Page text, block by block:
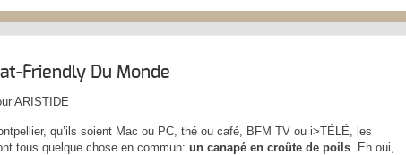
Friendly Du Monde
ARISTIDE
qu’ils soient Mac ou PC, thé ou café, BFM TV ou i>TÉLÉ, les
tous quelque chose en commun: un canapé en croûte de poils . Eh oui,